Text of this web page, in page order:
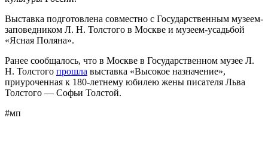
Выставка подготовлена совместно с Государственным музеем-
заповедником Л. Н. Толстого в Москве и музеем-усадьбой
«Ясная Поляна».
Ранее сообщалось, что в Москве в Государственном музее Л.
Н. Толстого прошла выставка «Высокое назначение»,
приуроченная к 180-летнему юбилею жены писателя Льва
Толстого — Софьи Толстой.
#мп